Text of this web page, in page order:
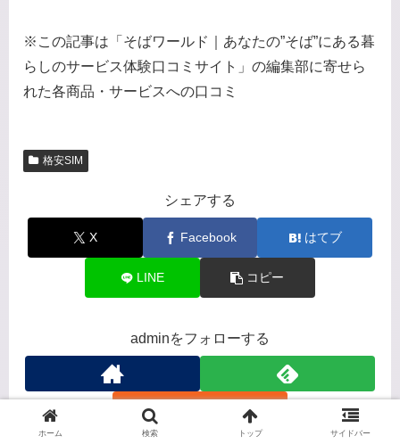
※この記事は「そばワールド｜あなたの”そば”にある暮
らしのサービス体験口コミサイト」の編集部に寄せら
れた各商品・サービスへの口コミ
格安SIM
シェアする
X Facebook はてブ
LINE コピー
adminをフォローする
ホーム 検索 トップ サイドバー